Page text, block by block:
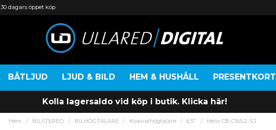
30 dagars öppet köp
BÅTLJUD LJUD & BILD HEM & HUSHÅLL PRESENTKORT
Kolla lagersaldo vid köp i butik. Klicka här!
Hem BILSTEREO BILHÖGTALARE Koaxialhögtalare 6,5" Helix CB C165.2-S3